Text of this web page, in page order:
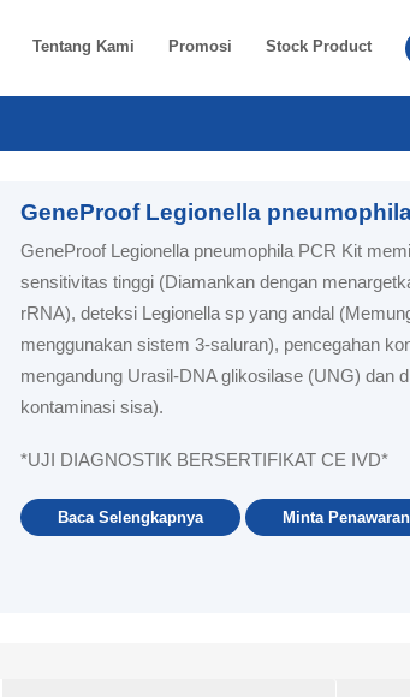
Tentang Kami Promosi Stock Product
GeneProof Legionella
GeneProof Legionella pneumophila PCR Kit
sensitivitas tinggi (Diamankan dengan
rRNA), deteksi Legionella sp yang andal
menggunakan sistem 3-saluran), pencegahan
mengandung Urasil-DNA glikosilase (UNG) dan
kontaminasi sisa).
*UJI DIAGNOSTIK BERSERTIFIKAT CE IVD*
Baca Selengkapnya Minta Penawaran